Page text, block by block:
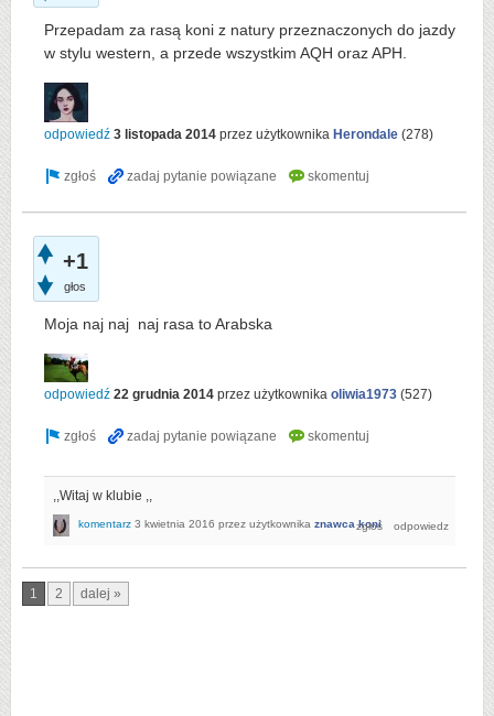
Przepadam za rasą koni z natury przeznaczonych do jazdy
w stylu western, a przede wszystkim AQH oraz APH.
odpowiedź 3 listopada 2014 przez użytkownika Herondale (278)
+1
głos
Moja naj naj naj rasa to Arabska
odpowiedź 22 grudnia 2014 przez użytkownika oliwia1973 (527)
,,Witaj w klubie ,,
komentarz 3 kwietnia 2016 przez użytkownika znawca koni
1 2 dalej »